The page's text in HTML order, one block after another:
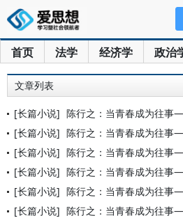
首页 法学 经济学 政治
文章列表
[长篇小说] 陈行之：当青春成为往事——后记
[长篇小说] 陈行之：当青春成为往
[长篇小说] 陈行之：当青春成为往
[长篇小说] 陈行之：当青春成为往
[长篇小说] 陈行之：当青春成为往事
[长篇小说] 陈行之：当青春成为往事